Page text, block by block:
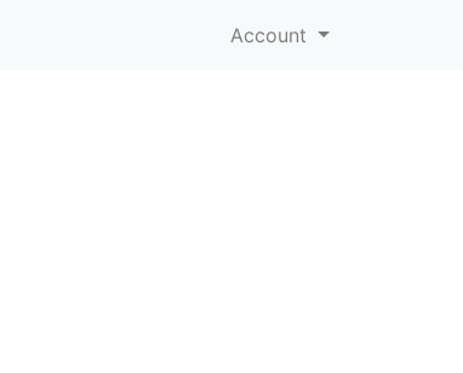
Account